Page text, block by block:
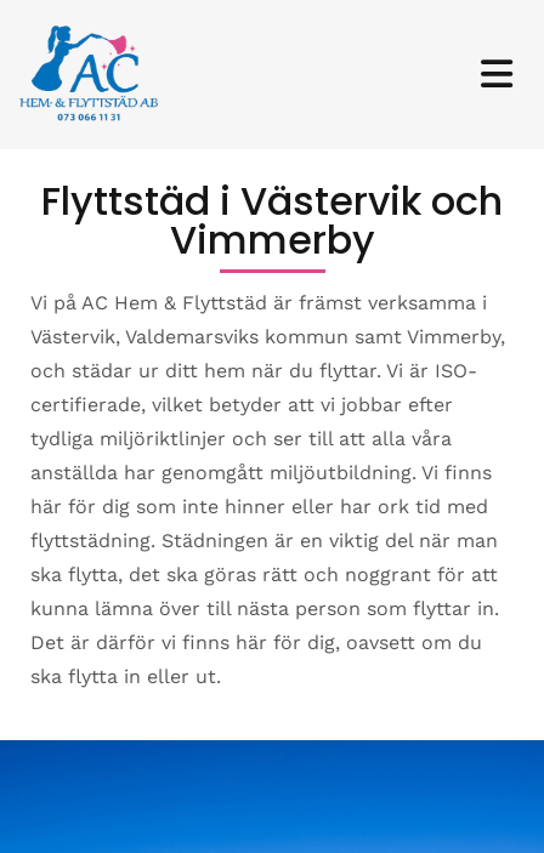
Flyttstäd i Västervik och
Vimmerby
Vi på AC Hem & Flyttstäd är främst verksamma i
Västervik, Valdemarsviks kommun samt Vimmerby,
och städar ur ditt hem när du flyttar. Vi är ISO-
certifierade, vilket betyder att vi jobbar efter
tydliga miljöriktlinjer och ser till att alla våra
anställda har genomgått miljöutbildning. Vi finns
här för dig som inte hinner eller har ork tid med
flyttstädning. Städningen är en viktig del när man
ska flytta, det ska göras rätt och noggrant för att
kunna lämna över till nästa person som flyttar in.
Det är därför vi finns här för dig, oavsett om du
ska flytta in eller ut.